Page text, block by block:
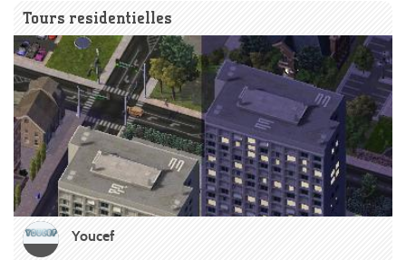
Tours residentielles
Youcef